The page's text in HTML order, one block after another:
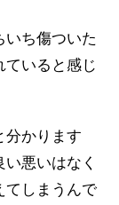
いち傷ついた
ていると感じ
分かります
悪いはなく
てしまうんで